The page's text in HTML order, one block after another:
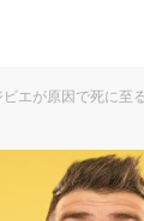
ビエが原因で死に至